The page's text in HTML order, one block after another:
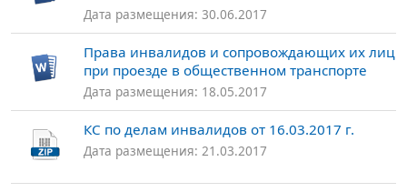
Дата размещения: 30.06.2017
Права инвалидов и сопровождающих их лиц
при проезде в общественном транспорте
Дата размещения: 18.05.2017
КС по делам инвалидов от 16.03.2017 г.
Дата размещения: 21.03.2017